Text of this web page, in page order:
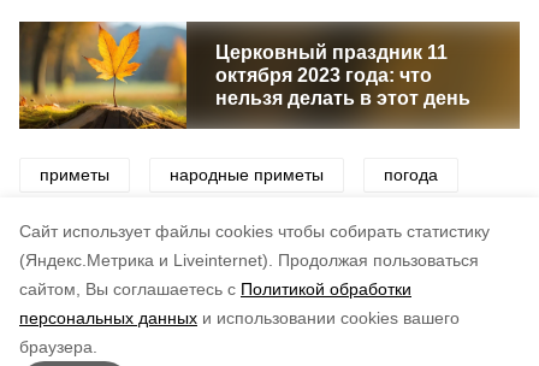
Cайт использует файлы cookies чтобы собирать статистику
(Яндекс.Метрика и Liveinternet).
Продолжая пользоваться
сайтом, Вы соглашаетесь с Политикой обработки
персональных данных и использовании cookies вашего
браузера.
Церковный праздник 11
октября 2023 года: что
нельзя делать в этот день
приметы народные приметы погода
праздник народный праздник
по оценке